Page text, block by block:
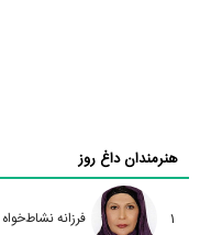
هنرمندان داغ روز
1 فرزانه نشاط‌خواه